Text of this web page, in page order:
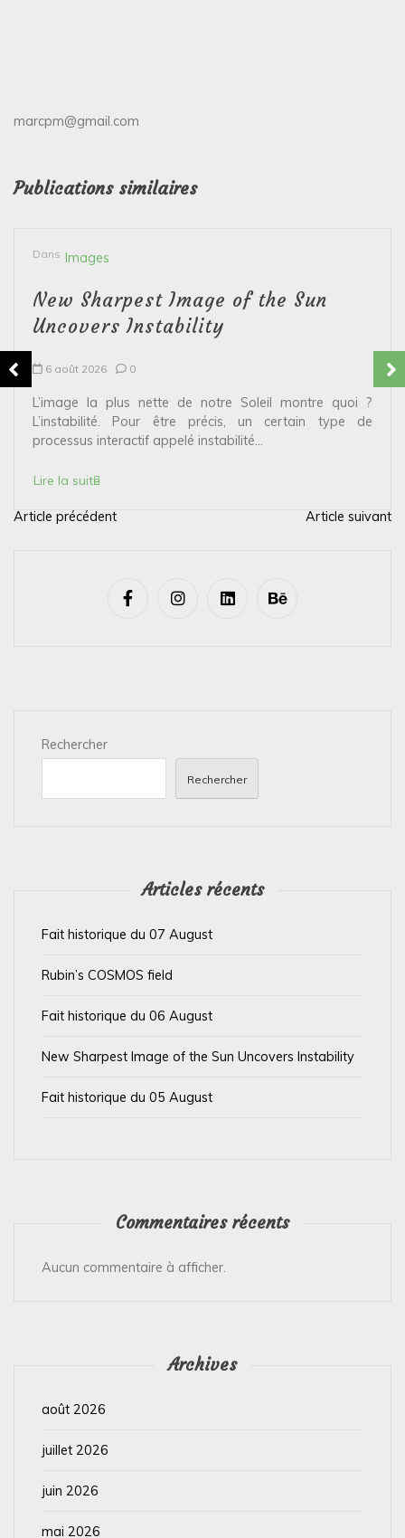
marcpm@gmail.com
Publications similaires
Dans Images
New Sharpest Image of the Sun
Uncovers Instability
6 août 2026 0
L’image la plus nette de notre Soleil montre quoi ?
L’instabilité. Pour être précis, un certain type de
processus interactif appelé instabilité...
Lire la suite
N
Article précédent Article suivant
Rechercher
Rechercher
Articles récents
Fait historique du 07 August
Rubin’s COSMOS field
Fait historique du 06 August
New Sharpest Image of the Sun Uncovers Instability
Fait historique du 05 August
Commentaires récents
Aucun commentaire à afficher.
Archives
août 2026
juillet 2026
juin 2026
mai 2026